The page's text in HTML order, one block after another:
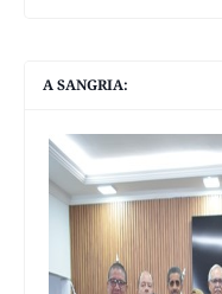
A SANGRIA: